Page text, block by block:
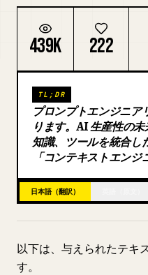
料金
ダウンロード
ブログ
更新情報
439K 222
TL;DR
プロンプトエンジニ
ります。AI 生産性の未
知識、ツールを統合し
「コンテキストエンジ
日本語（翻訳）
以下は、与えられたテキ
す。